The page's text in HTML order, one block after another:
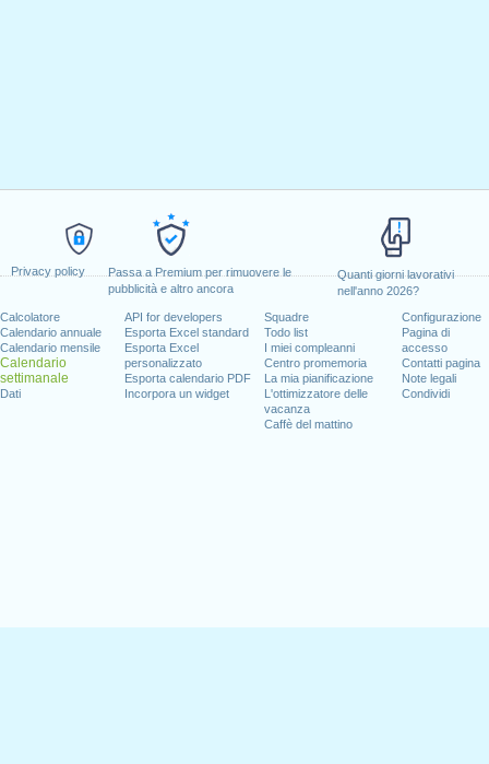
Privacy policy
Passa a Premium per rimuovere le
pubblicità e altro ancora
Quanti giorni lavorativi
nell'anno 2026?
Calcolatore
Calendario annuale
Calendario mensile
Calendario
settimanale
Dati
API for developers
Esporta Excel standard
Esporta Excel
personalizzato
Esporta calendario PDF
Incorpora un widget
Squadre
Todo list
I miei compleanni
Centro promemoria
La mia pianificazione
L'ottimizzatore delle
vacanza
Caffè del mattino
Configurazione
Pagina di
accesso
Contatti pagina
Note legali
Condividi